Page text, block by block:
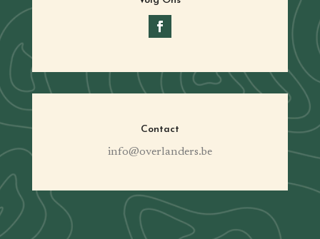
Contact
info@overlanders.be